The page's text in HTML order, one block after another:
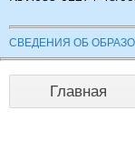
СВЕДЕНИЯ ОБ
Главная